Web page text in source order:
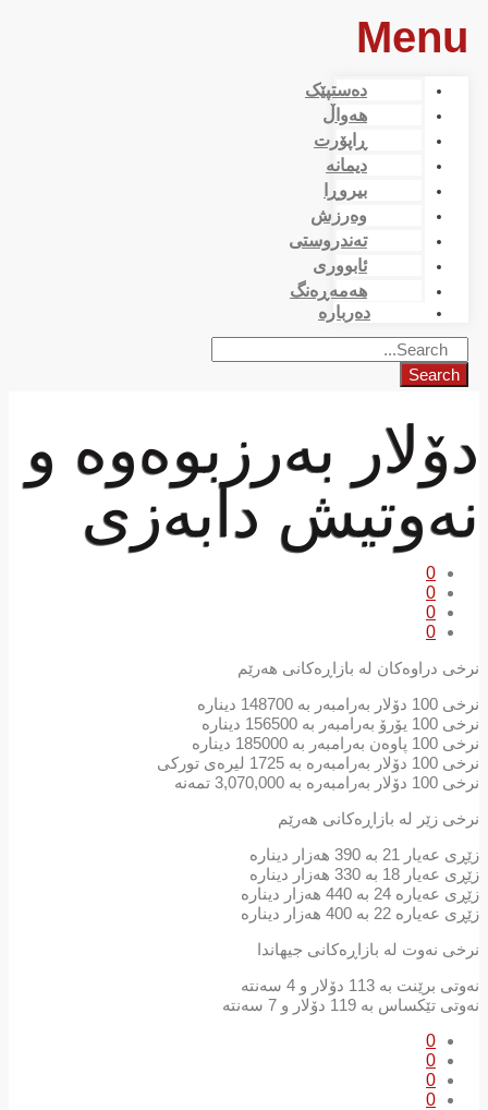
Menu
دەستپێک
هەواڵ
ڕاپۆرت
دیمانە
بیروڕا
وەرزش
تەندروستی
ئابووری
هەمەڕەنگ
دەربارە
Search
دۆلار به‌رزبوه‌وه‌ و
نەوتیش دابەزی
0
0
0
0
نرخی دراوەکان لە بازاڕەکانی ھەرێم
نرخی 100 دۆلار بەرامبەر بە 148700 دینارە
نرخی 100 یۆرۆ بەرامبەر بە 156500 دینارە
نرخی 100 پاوەن بەرامبەر بە 185000 دینارە
نرخی 100 دۆلار بەرامبەرە بە 1725 لیرەی توركی
نرخی 100 دۆلار بەرامبەرە بە 3,070,000 تمەنە
نرخی زێر لە بازاڕەکانی هەرێم
زێڕی عەیار 21 به 390 هەزار دینارە
زێڕی عەیار 18 به 330 هەزار دینارە
زێڕی عەیارە 24 بە 440 هەزار دینارە
زێڕی عەیارە 22 بە 400 هەزار دینارە
نرخی نەوت لە بازاڕەكانی جیهاندا
نەوتی برێنت بە 113 دۆلار و 4 سەنتە
نەوتی تێکساس بە 119 دۆلار و 7 سەنتە
0
0
0
0